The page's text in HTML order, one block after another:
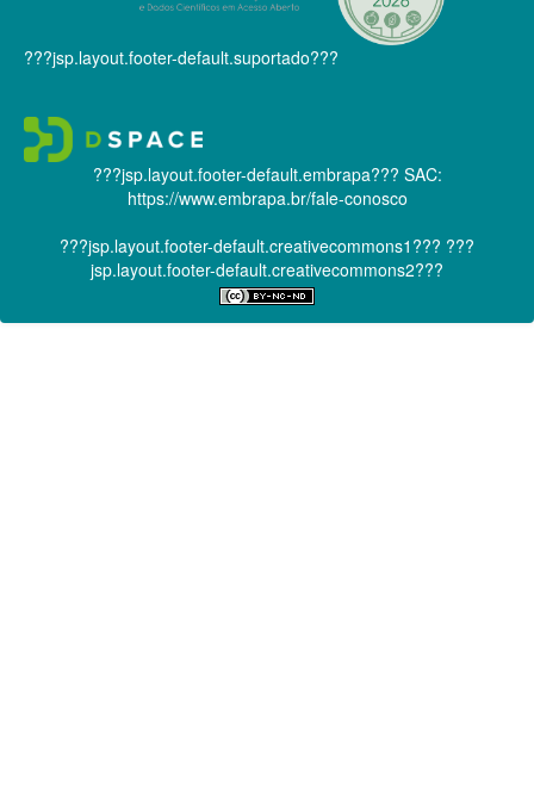
???jsp.layout.footer-default.suportado???
???jsp.layout.footer-default.embrapa??? SAC:
https://www.embrapa.br/fale-conosco
???jsp.layout.footer-default.creativecommons1??? ???
jsp.layout.footer-default.creativecommons2???